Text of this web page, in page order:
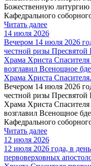
Божественную
Кафедрального
Читать далее
14 июля 2026
Вечером 14 июля 2026
честной ризы
Храма Христа
возглавил Всенощное
Храма Христа Спасителя.
Вечером 14 июля 2026
честной ризы
Храма Христа
возглавил Всенощное
Кафедрального
Читать далее
12 июля 2026
12 июля 2026 года, в
первоверховных